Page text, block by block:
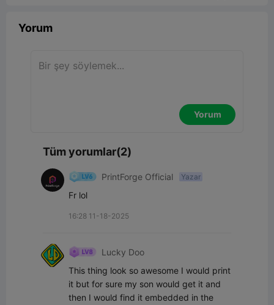
Yorum
Yorum
Tüm yorumlar(2)
PrintForge Official Yazar
Fr lol
16:28 11-18-2025
Lucky Doo
This thing look so awesome I would print
it but for sure my son would get it and
then I would find it embedded in the